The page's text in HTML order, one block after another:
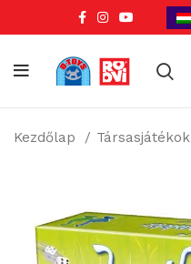
Kezdőlap Társasjátékok